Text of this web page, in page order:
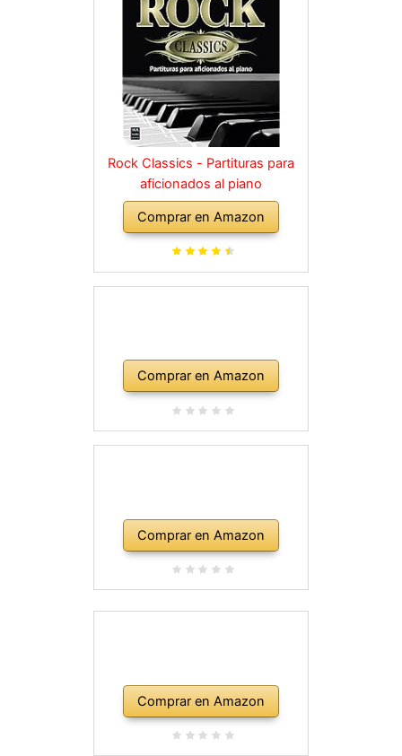
Rock Classics - Partituras para
aficionados al piano
Comprar en Amazon
Comprar en Amazon
Comprar en Amazon
Comprar en Amazon